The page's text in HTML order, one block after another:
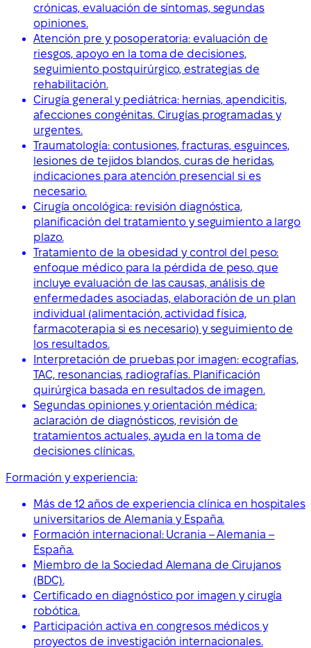
crónicas, evaluación de síntomas, segundas
opiniones.
Atención pre y posoperatoria: evaluación de
riesgos, apoyo en la toma de decisiones,
seguimiento postquirúrgico, estrategias de
rehabilitación.
Cirugía general y pediátrica: hernias, apendicitis,
afecciones congénitas. Cirugías programadas y
urgentes.
Traumatología: contusiones, fracturas, esguinces,
lesiones de tejidos blandos, curas de heridas,
indicaciones para atención presencial si es
necesario.
Cirugía oncológica: revisión diagnóstica,
planificación del tratamiento y seguimiento a largo
plazo.
Tratamiento de la obesidad y control del peso:
enfoque médico para la pérdida de peso, que
incluye evaluación de las causas, análisis de
enfermedades asociadas, elaboración de un plan
individual (alimentación, actividad física,
farmacoterapia si es necesario) y seguimiento de
los resultados.
Interpretación de pruebas por imagen: ecografías,
TAC, resonancias, radiografías. Planificación
quirúrgica basada en resultados de imagen.
Segundas opiniones y orientación médica:
aclaración de diagnósticos, revisión de
tratamientos actuales, ayuda en la toma de
decisiones clínicas.
Formación y experiencia:
Más de 12 años de experiencia clínica en hospitales
universitarios de Alemania y España.
Formación internacional: Ucrania – Alemania –
España.
Miembro de la Sociedad Alemana de Cirujanos
(BDC).
Certificado en diagnóstico por imagen y cirugía
robótica.
Participación activa en congresos médicos y
proyectos de investigación internacionales.